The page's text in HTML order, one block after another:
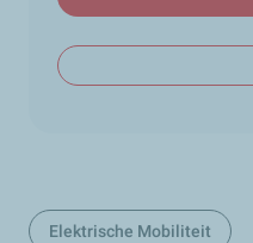
Elektrische Mobiliteit